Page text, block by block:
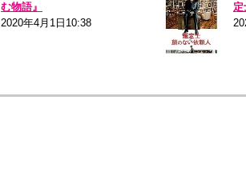
む物語』
2020年4月1日10:38